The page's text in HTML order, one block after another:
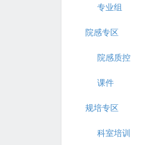
专业组
院感专区
院感质控
课件
规培专区
科室培训